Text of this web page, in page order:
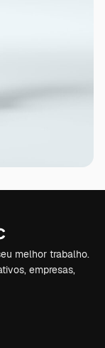
melhor trabalho.
empresas,